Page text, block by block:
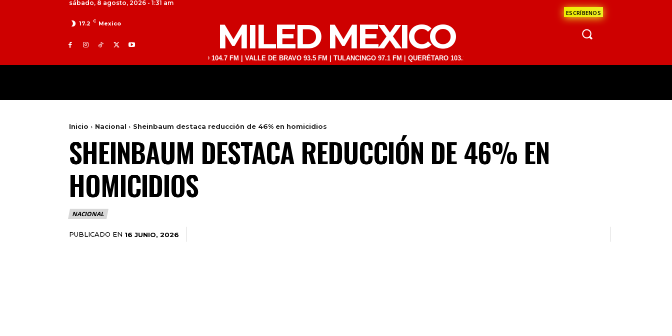
sábado, 8 agosto, 2026 - 1:31 am
ESCRÍBENOS
17.2 C Mexico MILED MEXICO
TOLUCA 98.9 FM | ATLACOMULCO 104.7 FM | VALLE DE BRAVO 93.5 FM | TULANCINGO 97.1 FM | QUERÉTARO 103.1 FM | SAN JUAN DEL RÍO 93.1 FM | GUADALAJARA 1510 AM | LA PAZ
Inicio Nacional Sheinbaum destaca reducción de 46% en homicidios
SHEINBAUM DESTACA REDUCCIÓN DE 46% EN
HOMICIDIOS
NACIONAL
PUBLICADO EN 16 JUNIO, 2026